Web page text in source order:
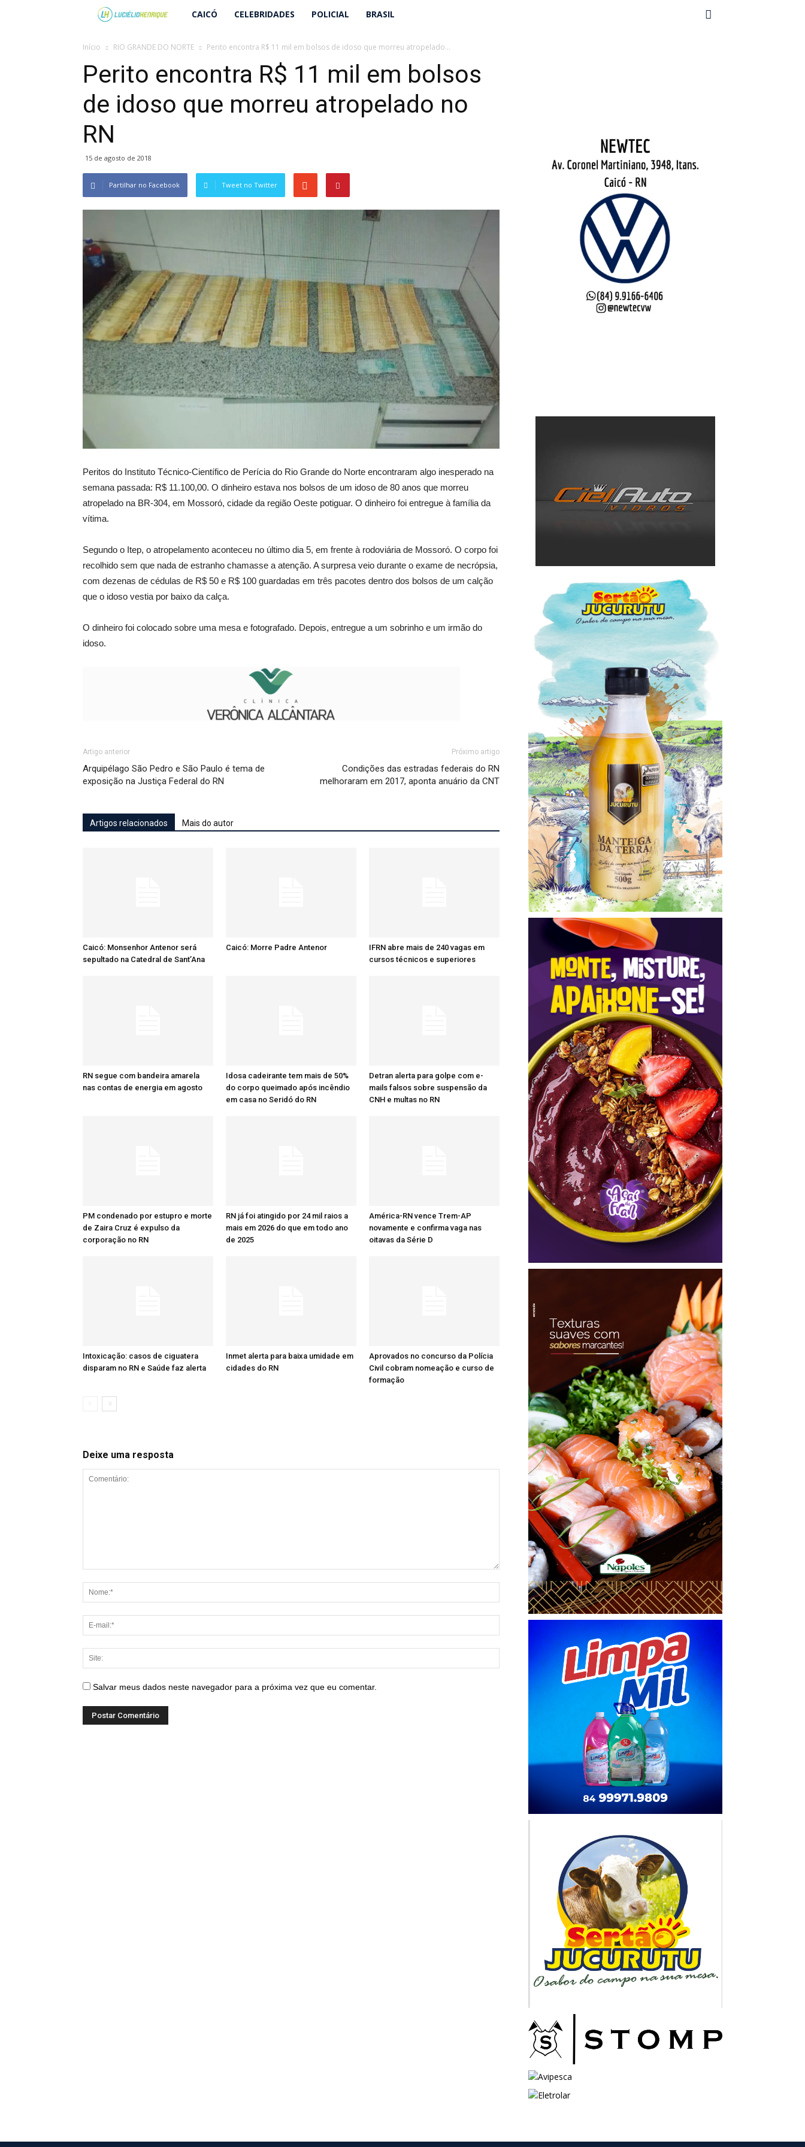
Lucielio
Henrique
CAICÓ CELEBRIDADES POLICIAL BRASIL
Início RIO GRANDE DO NORTE Perito encontra R$ 11 mil em bolsos de idoso que morreu atropelado...
Perito encontra R$ 11 mil em bolsos
de idoso que morreu atropelado no
RN
15 de agosto de 2018
Partilhar no Facebook Tweet no Twitter
Peritos do Instituto Técnico-Científico de Perícia do Rio Grande do Norte encontraram algo inesperado na
semana passada: R$ 11.100,00. O dinheiro estava nos bolsos de um idoso de 80 anos que morreu
atropelado na BR-304, em Mossoró, cidade da região Oeste potiguar. O dinheiro foi entregue à família da
vítima.
Segundo o Itep, o atropelamento aconteceu no último dia 5, em frente à rodoviária de Mossoró. O corpo foi
recolhido sem que nada de estranho chamasse a atenção. A surpresa veio durante o exame de necrópsia,
com dezenas de cédulas de R$ 50 e R$ 100 guardadas em três pacotes dentro dos bolsos de um calção
que o idoso vestia por baixo da calça.
O dinheiro foi colocado sobre uma mesa e fotografado. Depois, entregue a um sobrinho e um irmão do
idoso.
Artigo anterior
Arquipélago São Pedro e São Paulo é tema de
exposição na Justiça Federal do RN
Próximo artigo
Condições das estradas federais do RN
melhoraram em 2017, aponta anuário da CNT
Artigos relacionados Mais do autor
Caicó: Monsenhor Antenor será
sepultado na Catedral de Sant’Ana
Caicó: Morre Padre Antenor
IFRN abre mais de 240 vagas em
cursos técnicos e superiores
RN segue com bandeira amarela
nas contas de energia em agosto
Idosa cadeirante tem mais de 50%
do corpo queimado após incêndio
em casa no Seridó do RN
Detran alerta para golpe com e-
mails falsos sobre suspensão da
CNH e multas no RN
PM condenado por estupro e morte
de Zaira Cruz é expulso da
corporação no RN
RN já foi atingido por 24 mil raios a
mais em 2026 do que em todo ano
de 2025
América-RN vence Trem-AP
novamente e confirma vaga nas
oitavas da Série D
Intoxicação: casos de ciguatera
disparam no RN e Saúde faz alerta
Inmet alerta para baixa umidade em
cidades do RN
Aprovados no concurso da Polícia
Civil cobram nomeação e curso de
formação
Deixe uma resposta
Salvar meus dados neste navegador para a próxima vez que eu comentar.